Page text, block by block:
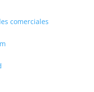
comerciales